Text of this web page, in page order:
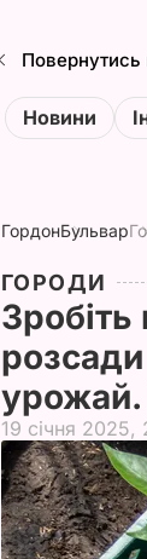
Повернутись
Новини
ГордонБульвар
ГОРОДИ
19 січня 2025,